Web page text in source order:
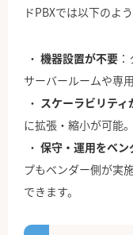
ドPBXでは以下のよ
機器設置が不要
サーバールームや専
スケーラビリティ
に拡張・縮小が可能。
保守・運用をベン
プもベンダー側が実
できます。